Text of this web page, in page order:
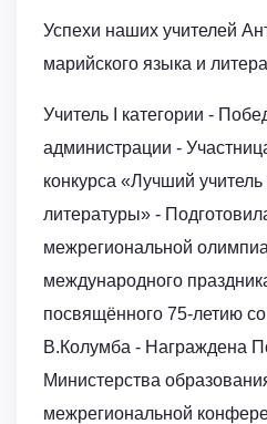
Успехи наших учителей
марийского языка и
Учитель I категории -
администрации -
конкурса «Лучший
литературы» -
межрегиональной
международного
посвящённого 75-летию
В.Колумба - Награждена
Министерства
межрегиональной